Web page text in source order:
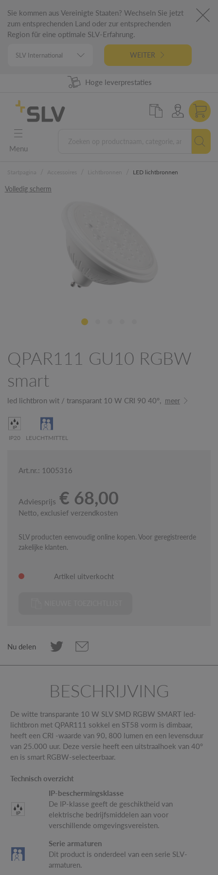
Sie kommen aus Vereinigte Staaten? Wechseln Sie jetzt
zum entsprechenden Land oder zur entsprechenden
Region für eine optimale SLV-Erfahrung.
WEITER
98% uit voorraad leverbaar
Hoge leverprestaties
5 jaar garantie
German Engineering
Menu
LED lichtbronnen
Volledig scherm
QPAR111 GU10 RGBW
smart
led lichtbron wit / transparant 10 W CRI 90 40°, meer
IP20 LEUCHTMITTEL
Art.nr.: 1005316
Adviesprijs € 68,00
Netto, exclusief verzendkosten
SLV producten eenvoudig online kopen. Voor geregistreerde
zakelijke klanten.
Artikel uitverkocht
Nu delen
BESCHRIJVING
De witte transparante 10 W SLV SMD RGBW SMART led-
lichtbron met QPAR111 sokkel en ST58 vorm is dimbaar,
heeft een CRI -waarde van 90, 800 lumen en een levensduur
van 25.000 uur. Deze versie heeft een uitstraalhoek van 40°
en is smart RGBW-selecteerbaar.
Technisch overzicht
IP-beschermingsklasse
De IP-klasse geeft de geschiktheid van
elektrische bedrijfsmiddelen aan voor
verschillende omgevingsvereisten.
Serie armaturen
Dit product is onderdeel van een serie SLV-
armaturen.